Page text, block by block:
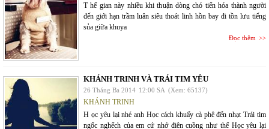
T hế gian này nhiều khi thuận dòng chó tiến hóa thành người
đến giới hạn trầm luân siêu thoát linh hồn bay đi tồn lưu tiếng
sủa giữa khuya
Đọc thêm
KHÁNH TRINH VÀ TRÁI TIM YÊU
26 Tháng Ba 2014 12:00 SA (Xem: 65137)
KHÁNH TRINH
H ọc yêu lại nhé anh Học cách khuấy cà phê đến nhạt Trái tim
ngốc nghếch của em cứ nhớ điên cuồng như thế Học yêu lại